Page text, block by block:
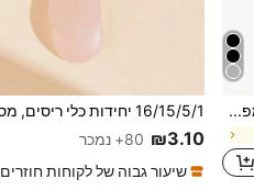
פינצטה מקצועית מפלדת אל-חלד מדויקת אחת, מתאימה לשיער פנים, רסיסים, שערות חודרניות - ללא ריח, אחיזה מדויקת במיוחד
₪3.10 80+ נמכר
שיעור גבוה של לקוחות חוזרים